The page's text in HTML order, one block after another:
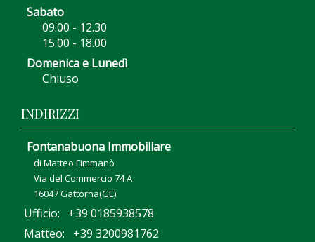
Sabato
09.00 - 12.30
15.00 - 18.00
Domenica e Lunedì
Chiuso
INDIRIZZI
Fontanabuona Immobiliare
di Matteo Fimmanò
Via del Commercio 74 A
16047 Gattorna(GE)
Ufficio: +39 0185938578
Matteo: +39 3200981762